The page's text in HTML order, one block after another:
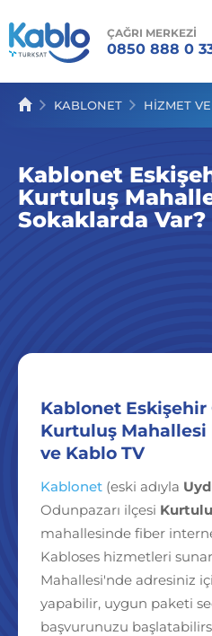
ÇAĞRI MERKEZİ
0850 888 0
KABLO TV
KABLOSES
KABLONET HIZMET
Kablonet
Kurtuluş
Sokaklarda Var?
Kablonet Eskişehir
Kurtuluş
ve Kablo TV
Kablonet (eski adıyla
Odunpazarı ilçesi
mahallesinde fiber
Kabloses hizmetleri
Mahallesi'nde adresiniz
yapabilir, uygun paketi
başvurunuzu